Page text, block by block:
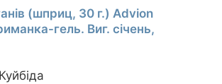
(шприц, 30 г.) Advion
гель. Виг. січень,